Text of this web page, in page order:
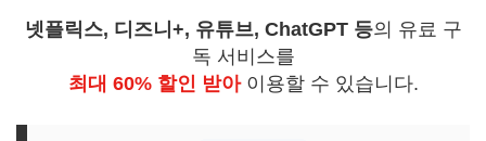
넷플릭스, 디즈니+, 유튜브, ChatGPT 등의 유료 구
독 서비스를
최대 60% 할인 받아이용할 수 있습니다.